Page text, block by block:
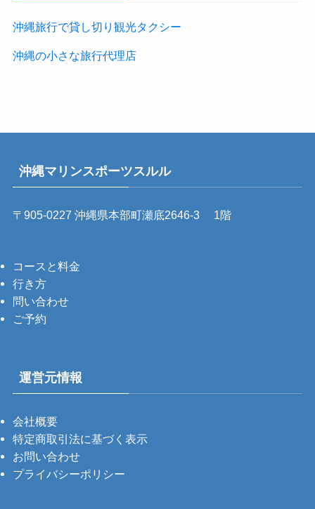
沖縄旅行で貸し切り観光タクシー
沖縄の小さな旅行代理店
沖縄マリンスポーツスルル
〒905-0227 沖縄県本部町瀬底2646-3 1階
コースと料金
行き方
問い合わせ
ご予約
運営元情報
会社概要
特定商取引法に基づく表示
お問い合わせ
プライバシーポリシー